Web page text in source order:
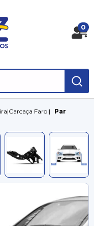
0
|Carcaça Farol| Par